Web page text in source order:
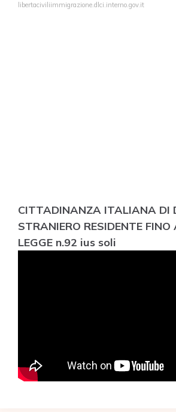
libertaciviliimmigrazione.dlci.interno.gov.it
CITTADINANZA ITALIANA DI
STRANIERO RESIDENTE
LEGGE n.92 ius soli